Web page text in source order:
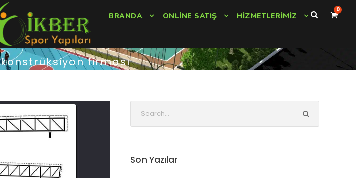
BRANDA ONLINE SATIŞ HIZMETLERIMIZ
0
firması
Son Yazılar